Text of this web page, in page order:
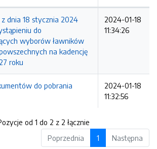
dnia 18 stycznia 2024
do
wyborów ławników
na kadencję
roku
2024-01-18
11:34:26
do pobrania
2024-01-18
11:32:56
od 1 do 2 z 2 łącznie
Poprzednia
1 Następna